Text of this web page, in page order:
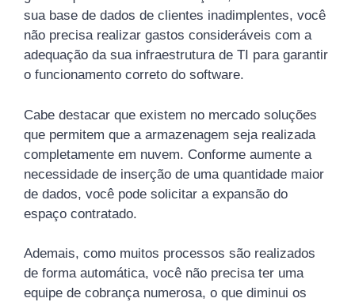
sua base de dados de clientes inadimplentes, você
não precisa realizar gastos consideráveis com a
adequação da sua infraestrutura de TI para garantir
o funcionamento correto do software.
Cabe destacar que existem no mercado soluções
que permitem que a armazenagem seja realizada
completamente em nuvem. Conforme aumente a
necessidade de inserção de uma quantidade maior
de dados, você pode solicitar a expansão do
espaço contratado.
Ademais, como muitos processos são realizados
de forma automática, você não precisa ter uma
equipe de cobrança numerosa, o que diminui os